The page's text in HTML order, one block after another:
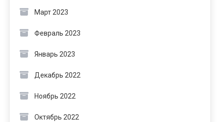
Март 2023
Февраль 2023
Январь 2023
Декабрь 2022
Ноябрь 2022
Октябрь 2022